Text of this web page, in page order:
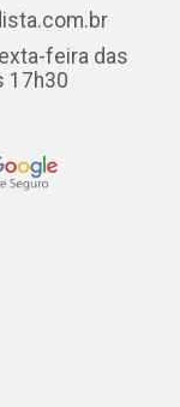
feira das
17h30